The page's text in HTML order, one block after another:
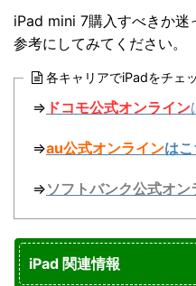
iPad mini 7購入すべきか迷
参考にしてみてください。
各キャリアでiPadをチェ
⇒ ドコモ公式オンライン
⇒au公式オンラインは
⇒ソフトバンク公式オン
iPad 関連情報